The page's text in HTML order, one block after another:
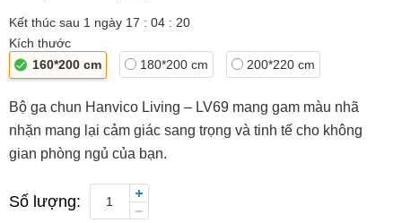
Kết thúc sau 1 ngày 17 : 04 : 20
Kích thước
160*200 cm
180*200 cm 200*220 cm
Bộ ga chun Hanvico Living – LV69 mang gam màu nhã
nhặn mang lại cảm giác sang trọng và tinh tế cho không
gian phòng ngủ của bạn.
Số lượng: 1